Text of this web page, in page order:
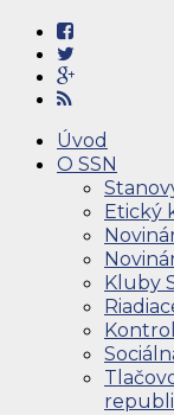
Úvod
O SSN
Etický
Kluby